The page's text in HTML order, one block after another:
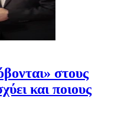
στους
και ποιους